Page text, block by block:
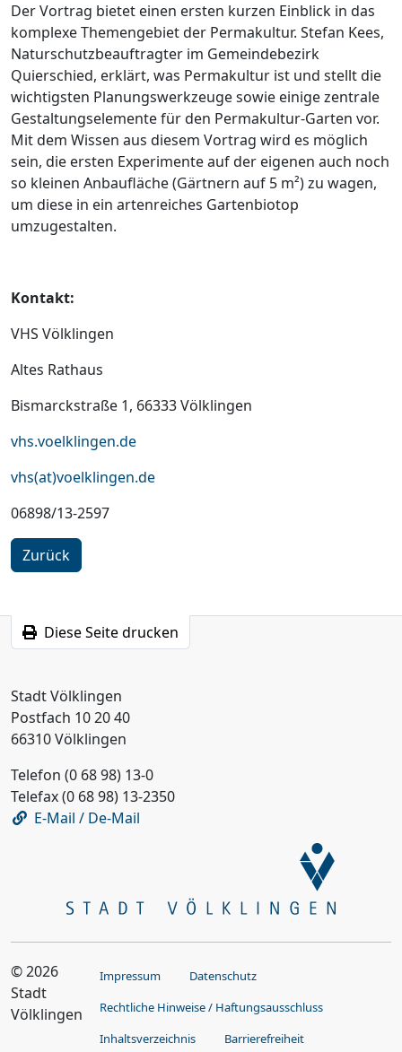
Der Vortrag bietet einen ersten kurzen Einblick in das
komplexe Themengebiet der Permakultur. Stefan Kees,
Naturschutzbeauftragter im Gemeindebezirk
Quierschied, erklärt, was Permakultur ist und stellt die
wichtigsten Planungswerkzeuge sowie einige zentrale
Gestaltungselemente für den Permakultur-Garten vor.
Mit dem Wissen aus diesem Vortrag wird es möglich
sein, die ersten Experimente auf der eigenen auch noch
so kleinen Anbaufläche (Gärtnern auf 5 m²) zu wagen,
um diese in ein artenreiches Gartenbiotop
umzugestalten.
Kontakt:
VHS Völklingen
Altes Rathaus
Bismarckstraße 1, 66333 Völklingen
vhs.voelklingen.de
vhs(at)voelklingen.de
06898/13-2597
Zurück
Diese Seite drucken
Stadt Völklingen
Postfach 10 20 40
66310 Völklingen
Telefon (0 68 98) 13-0
Telefax (0 68 98) 13-2350
E-Mail / De-Mail
© 2026
Stadt
Völklingen
Impressum
Datenschutz
Rechtliche Hinweise / Haftungsausschluss
Inhaltsverzeichnis
Barrierefreiheit